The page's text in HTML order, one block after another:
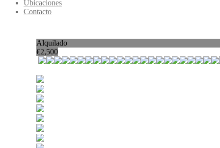
Ubicaciones
Contacto
Alquilado
€2,500